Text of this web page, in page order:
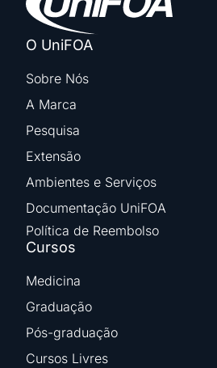
O UniFOA
Sobre Nós
A Marca
Pesquisa
Extensão
Ambientes e Serviços
Documentação UniFOA
Política de Reembolso
Cursos
Medicina
Graduação
Pós-graduação
Cursos Livres